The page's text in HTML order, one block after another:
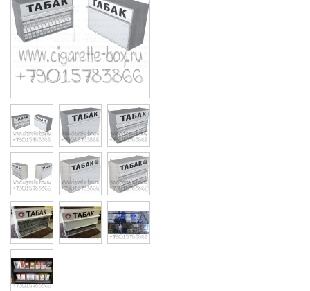
Cigarette